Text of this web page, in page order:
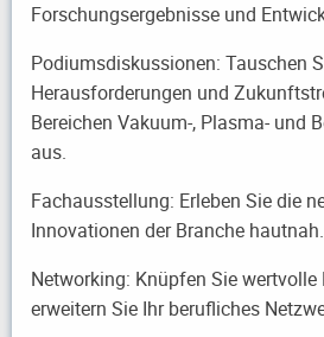
Forschungsergebnisse und
Podiumsdiskussionen: Tauschen
Herausforderungen und
Bereichen Vakuum-, Plasma- und
aus.
Fachausstellung: Erleben Sie die
Innovationen der Branche hautnah.
Networking: Knüpfen Sie wertvolle
erweitern Sie Ihr berufliches